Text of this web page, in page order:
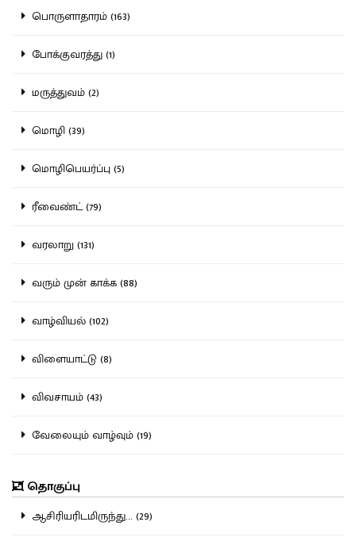
பொருளாதாரம் (163)
போக்குவரத்து (1)
மருத்துவம் (2)
மொழி (39)
மொழிபெயர்ப்பு (5)
ரீவைண்ட் (79)
வரலாறு (131)
வரும் முன் காக்க (88)
வாழ்வியல் (102)
விளையாட்டு (8)
விவசாயம் (43)
வேலையும் வாழ்வும் (19)
தொகுப்பு
ஆசிரியரிடமிருந்து... (29)